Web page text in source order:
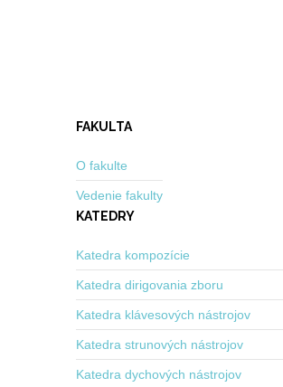
FAKULTA
O fakulte
Vedenie fakulty
KATEDRY
Katedra kompozície
Katedra dirigovania zboru
Katedra klávesových nástrojov
Katedra strunových nástrojov
Katedra dychových nástrojov